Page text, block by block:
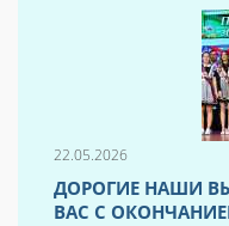
22.05.2026
ДОРОГИЕ НАШИ
ВАС С